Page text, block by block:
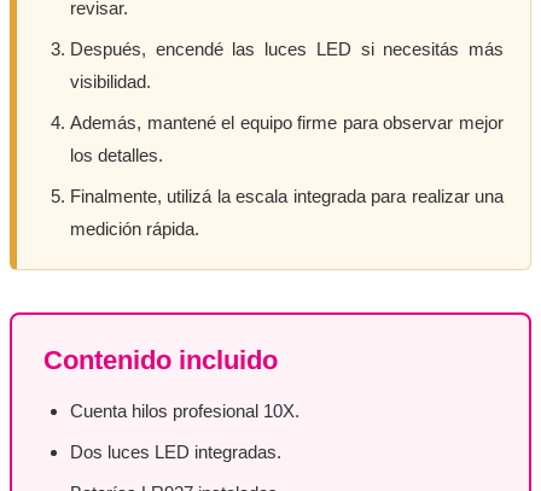
revisar.
Después, encendé las luces LED si necesitás más
visibilidad.
Además, mantené el equipo firme para observar mejor
los detalles.
Finalmente, utilizá la escala integrada para realizar una
medición rápida.
Contenido incluido
Cuenta hilos profesional 10X.
Dos luces LED integradas.